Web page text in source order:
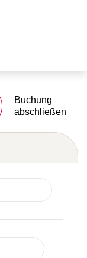
Buchung
abschließen